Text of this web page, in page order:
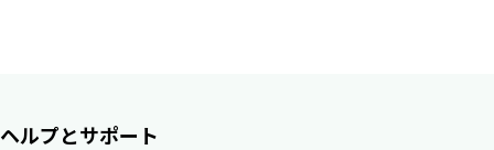
ヘルプとサポート